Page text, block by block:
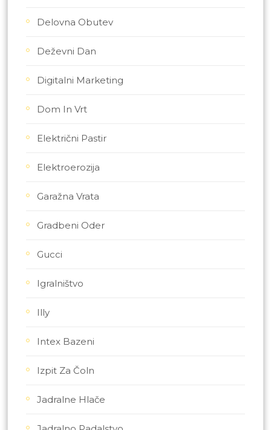
Delovna Obutev
Deževni Dan
Digitalni Marketing
Dom In Vrt
Električni Pastir
Elektroerozija
Garažna Vrata
Gradbeni Oder
Gucci
Igralništvo
Illy
Intex Bazeni
Izpit Za Čoln
Jadralne Hlače